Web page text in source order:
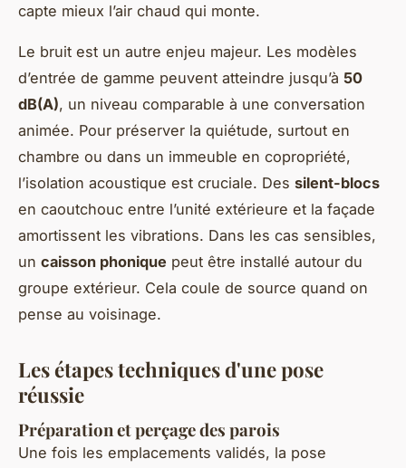
capte mieux l’air chaud qui monte.
Le bruit est un autre enjeu majeur. Les modèles
d’entrée de gamme peuvent atteindre jusqu’à 50
dB(A), un niveau comparable à une conversation
animée. Pour préserver la quiétude, surtout en
chambre ou dans un immeuble en copropriété,
l’isolation acoustique est cruciale. Des silent-blocs
en caoutchouc entre l’unité extérieure et la façade
amortissent les vibrations. Dans les cas sensibles,
un caisson phonique peut être installé autour du
groupe extérieur. Cela coule de source quand on
pense au voisinage.
Les étapes techniques d'une pose
réussie
Préparation et perçage des parois
Une fois les emplacements validés, la pose